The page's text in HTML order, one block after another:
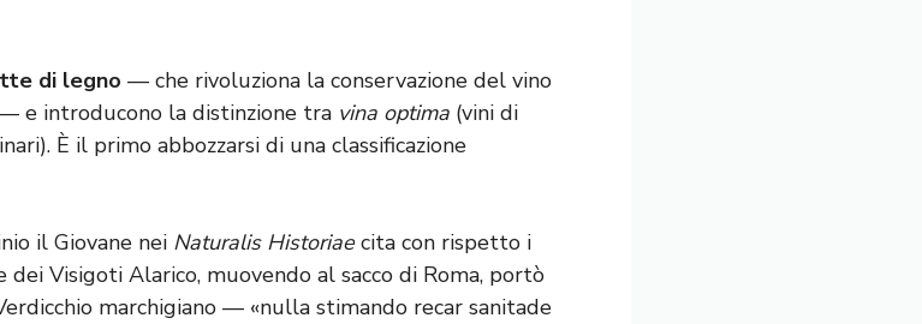
di legno — che rivoluziona la conservazione del vino
e introducono la distinzione tra vina optima (vini di
È il primo abbozzarsi di una classificazione
il Giovane nei Naturalis Historiaecita con rispetto i
dei Visigoti Alarico, muovendo al sacco di Roma, portò
marchigiano — «nulla stimando recar sanitade